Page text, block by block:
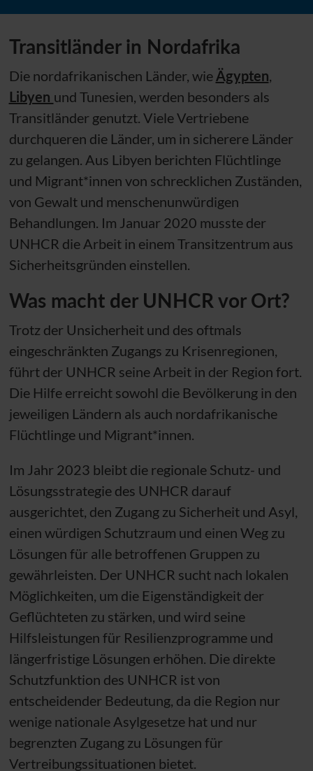
Transitländer in Nordafrika
Die nordafrikanischen Länder, wie Ägypten
Libyen und Tunesien, werden besonders als
Transitländer genutzt. Viele Vertriebene
durchqueren die Länder, um in sicherere Länder
zu gelangen. Aus Libyen berichten Flüchtlinge
und Migrant*innen von schrecklichen Zuständen,
von Gewalt und menschenunwürdigen
Behandlungen. Im Januar 2020 musste der
UNHCR die Arbeit in einem Transitzentrum aus
Sicherheitsgründen einstellen.
Was macht der UNHCR vor Ort?
Trotz der Unsicherheit und des oftmals
eingeschränkten Zugangs zu Krisenregionen,
führt der UNHCR seine Arbeit in der Region fort.
Die Hilfe erreicht sowohl die Bevölkerung in den
jeweiligen Ländern als auch nordafrikanische
Flüchtlinge und Migrant*innen.
Im Jahr 2023 bleibt die regionale Schutz- und
Lösungsstrategie des UNHCR darauf
ausgerichtet, den Zugang zu Sicherheit und Asyl,
einen würdigen Schutzraum und einen Weg zu
Lösungen für alle betroffenen Gruppen zu
gewährleisten. Der UNHCR sucht nach lokalen
Möglichkeiten, um die Eigenständigkeit der
Geflüchteten zu stärken, und wird seine
Hilfsleistungen für Resilienzprogramme und
längerfristige Lösungen erhöhen. Die direkte
Schutzfunktion des UNHCR ist von
entscheidender Bedeutung, da die Region nur
wenige nationale Asylgesetze hat und nur
begrenzten Zugang zu Lösungen für
Vertreibungssituationen bietet.